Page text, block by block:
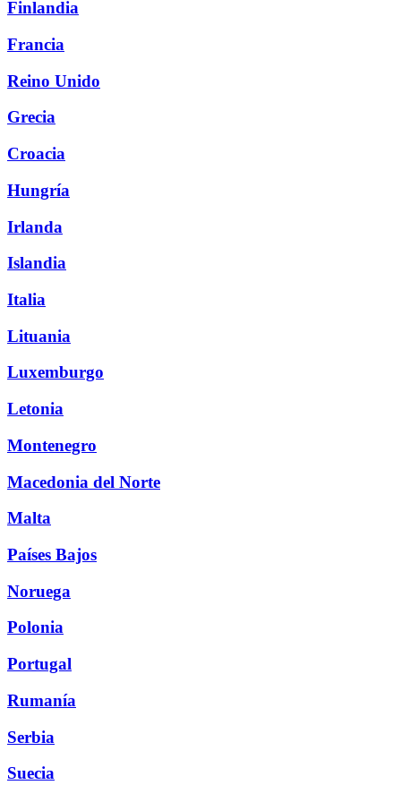
Finlandia
Francia
Reino Unido
Grecia
Croacia
Hungría
Irlanda
Islandia
Italia
Lituania
Luxemburgo
Letonia
Montenegro
Macedonia del Norte
Malta
Países Bajos
Noruega
Polonia
Portugal
Rumanía
Serbia
Suecia